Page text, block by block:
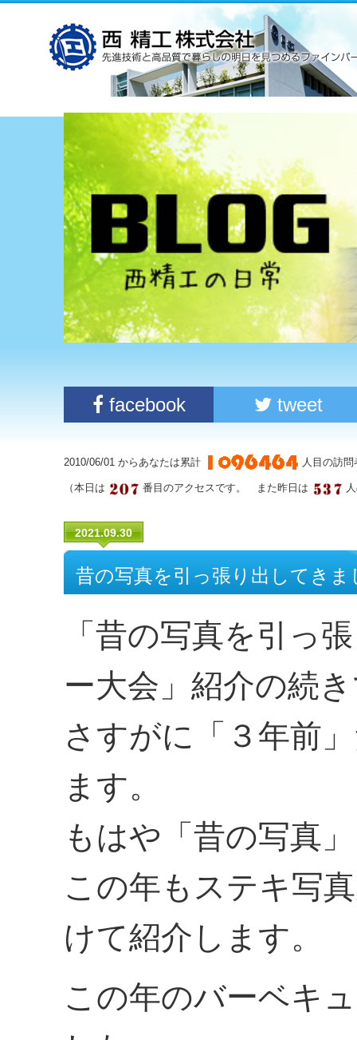
facebook tweet
2010/06/01 からあなたは累計 人目の訪
（本日は 番目のアクセスです。 また昨日は
2021.09.30
昔の写真を引っ張り出してき
「昔の写真を引っ
ー大会」紹介の続
さすがに「３年前
ます。
もはや「昔の写真
この年もステキ写
けて紹介します。
この年のバーベキ